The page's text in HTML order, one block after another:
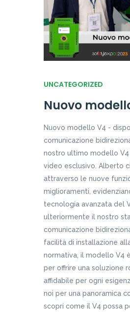
UNCATEGORIZED
Nuovo
Nuovo modello V4 -
comunicazione
nostro ultimo modello
video esclusivo. Alberto
attraverso le nuove
miglioramenti,
tecnologia avanzata del
ulteriormente il nostro
comunicazione
facilità di installazione
normativa, il modello V4
per offrire una soluzione
affidabile per ogni
noi per una panoramica
scopri come il V4 possa